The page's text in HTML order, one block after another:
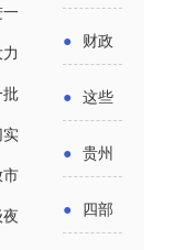
一
批
实
市
轮汽车
销活动
化中试
报工作
出台酒
类新规
酒企出
点关注
小企业
发展环
境评估
发布
了？工
信部准
备怎么
● 财政
继续实
施专精
● 这些
贷款，
● 贵州
● 四部